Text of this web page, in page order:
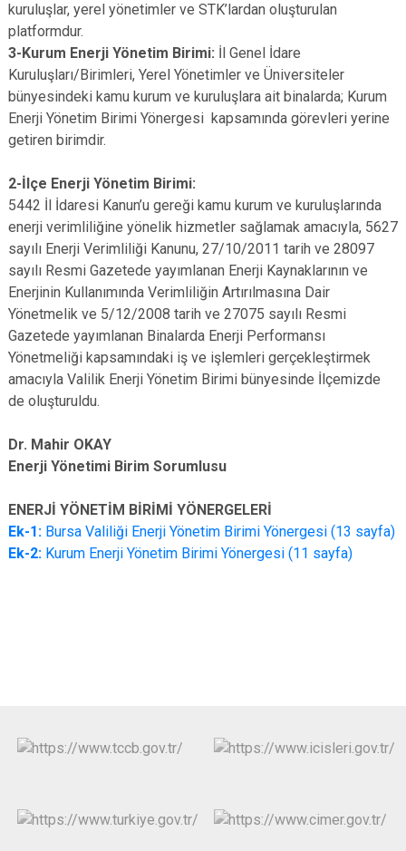
kuruluşlar, yerel yönetimler ve STK’lardan oluşturulan
platformdur.
3-Kurum Enerji Yönetim Birimi: İl Genel İdare
Kuruluşları/Birimleri, Yerel Yönetimler ve Üniversiteler
bünyesindeki kamu kurum ve kuruluşlara ait binalarda; Kurum
Enerji Yönetim Birimi Yönergesi kapsamında görevleri yerine
getiren birimdir.
2-İlçe Enerji Yönetim Birimi:
5442 İl İdaresi Kanun’u gereği kamu kurum ve kuruluşlarında
enerji verimliliğine yönelik hizmetler sağlamak amacıyla, 5627
sayılı Enerji Verimliliği Kanunu, 27/10/2011 tarih ve 28097
sayılı Resmi Gazetede yayımlanan Enerji Kaynaklarının ve
Enerjinin Kullanımında Verimliliğin Artırılmasına Dair
Yönetmelik ve 5/12/2008 tarih ve 27075 sayılı Resmi
Gazetede yayımlanan Binalarda Enerji Performansı
Yönetmeliği kapsamındaki iş ve işlemleri gerçekleştirmek
amacıyla Valilik Enerji Yönetim Birimi bünyesinde İlçemizde
de oluşturuldu.
Dr. Mahir OKAY
Enerji Yönetimi Birim Sorumlusu
ENERJİ YÖNETİM BİRİMİ YÖNERGELERİ
Ek-1: Bursa Valiliği Enerji Yönetim Birimi Yönergesi (13 sayfa)
Ek-2: Kurum Enerji Yönetim Birimi Yönergesi (11 sayfa)